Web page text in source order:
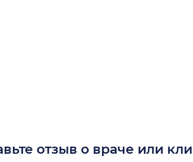
отзыв о враче или